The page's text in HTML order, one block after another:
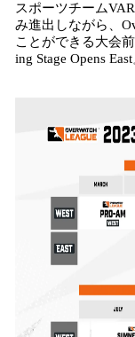
スポーツチーム
み進出しながら、
ことができる大会
ing Stage Opens